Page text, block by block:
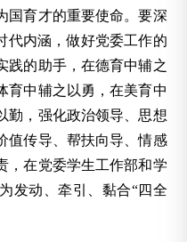
国育才的重要使命。要深
代内涵，做好党委工作的
践的助手，在德育中辅之
育中辅之以勇，在美育中
勤，强化政治领导、思想
值传导、帮扶向导、情感
，在党委学生工作部和学
发动、牵引、黏合“四全